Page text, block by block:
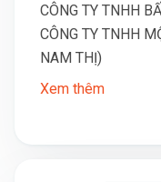
CÔNG TY TNHH
CÔNG TY TNHH
NAM THỊ)
Xem thêm